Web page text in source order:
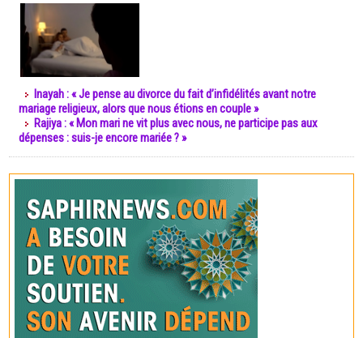
Inayah : « Je pense au divorce du fait d’infidélités avant notre
mariage religieux, alors que nous étions en couple »
Rajiya : « Mon mari ne vit plus avec nous, ne participe pas aux
dépenses : suis-je encore mariée ? »